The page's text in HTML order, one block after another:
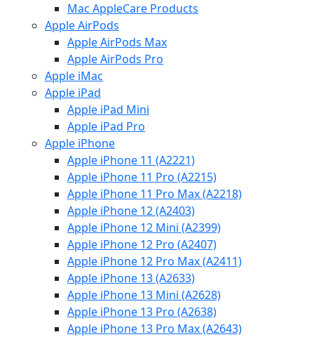
Mac AppleCare Products
Apple AirPods
Apple AirPods Max
Apple AirPods Pro
Apple iMac
Apple iPad
Apple iPad Mini
Apple iPad Pro
Apple iPhone
Apple iPhone 11 (A2221)
Apple iPhone 11 Pro (A2215)
Apple iPhone 11 Pro Max (A2218)
Apple iPhone 12 (A2403)
Apple iPhone 12 Mini (A2399)
Apple iPhone 12 Pro (A2407)
Apple iPhone 12 Pro Max (A2411)
Apple iPhone 13 (A2633)
Apple iPhone 13 Mini (A2628)
Apple iPhone 13 Pro (A2638)
Apple iPhone 13 Pro Max (A2643)